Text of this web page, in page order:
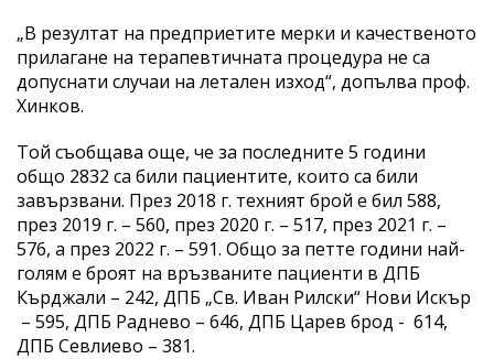
„В резултат на предприетите мерки и качественото
прилагане на терапевтичната процедура не са
допуснати случаи на летален изход“, допълва проф.
Хинков.
Той съобщава още, че за последните 5 години
общо 2832 са били пациентите, които са били
завързвани. През 2018 г. техният брой е бил 588,
през 2019 г. – 560, през 2020 г. – 517, през 2021 г. –
576, а през 2022 г. – 591. Общо за петте години най-
голям е броят на връзваните пациенти в ДПБ
Кърджали – 242, ДПБ „Св. Иван Рилски“ Нови Искър
– 595, ДПБ Раднево – 646, ДПБ Царев брод - 614,
ДПБ Севлиево – 381.